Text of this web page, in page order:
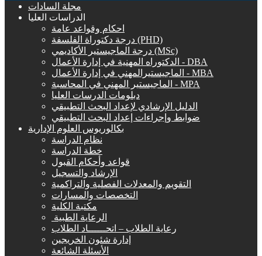
مجلة السادات
الدراسات العليا
احكام وقواعد عامة
درجة دكتوراة الفلسفة (PHD)
درجة الماجيستير الأكاديمي (MSc)
الدكتوراه المهنية في إدارة الأعمال - DBA
الماجيستيرالمهني في إدارة الأعمال - MBA
الماجيستير المهني في المحاسبة - MPA
دبلومات الدرسات العليا
الدليل الإرشادي لإعداد البحث التطبيقي
ضوابط وإجراءات إعداد البحث التطبيقي
بكالوريوس العلوم الإدارية
نظام الدراسة
خطة الدراسة
قواعد وأحكام القبول
الإرشاد والتسجيل
التقويم والمعدلات الفصلية والتراكمية
التخصصات والمسارات
مكتبة الكلية
الرعاية الطبية ‏
رعاية الطلاب – اتحــــــاد الطلاب
إدارة شئون الخريجين
الأسئلة الشائعة